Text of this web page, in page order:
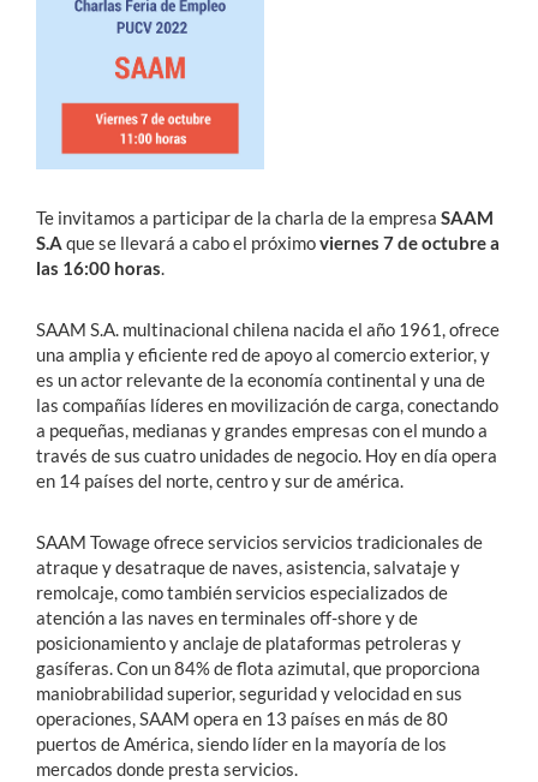
Estudiantes
Académicos
Funcionarios
Alumni
English
Te invitamos a participar de la charla de la empresa SAAM
S.A que se llevará a cabo el próximoviernes 7 de octubre a
las 16:00 horas.
SAAM S.A. multinacional chilena nacida el año 1961, ofrece
una amplia y eﬁciente red de apoyo al comercio exterior, y
es un actor relevante de la economía continental y una de
las compañías líderes en movilización de carga, conectando
a pequeñas, medianas y grandes empresas con el mundo a
través de sus cuatro unidades de negocio. Hoy en día opera
en 14 países del norte, centro y sur de américa.
SAAM Towage ofrece servicios servicios tradicionales de
atraque y desatraque de naves, asistencia, salvataje y
remolcaje, como también servicios especializados de
atención a las naves en terminales off-shore y de
posicionamiento y anclaje de plataformas petroleras y
gasíferas. Con un 84% de flota azimutal, que proporciona
maniobrabilidad superior, seguridad y velocidad en sus
operaciones, SAAM opera en 13 países en más de 80
puertos de América, siendo líder en la mayoría de los
mercados donde presta servicios.